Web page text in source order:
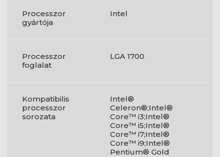
Processzor
gyártója
Intel
Processzor
foglalat
LGA 1700
Kompatibilis
processzor
sorozata
Intel®
Celeron®;Intel®
Core™ i3;Intel®
Core™ i5;Intel®
Core™ i7;Intel®
Core™ i9;Intel®
Pentium® Gold